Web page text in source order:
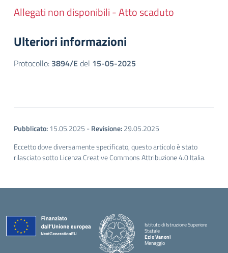
Allegati non disponibili - Atto scaduto
Ulteriori informazioni
Protocollo: 3894/Edel 15-05-2025
Pubblicato:15.05.2025 -Revisione:29.05.2025
Eccetto dove diversamente specificato, questo articolo è stato
rilasciato sotto Licenza Creative Commons Attribuzione 4.0 Italia.
Istituto di Istruzione Superiore
Statale
Ezio Vanoni
Menaggio
— Visita la pagina iniziale della scuola